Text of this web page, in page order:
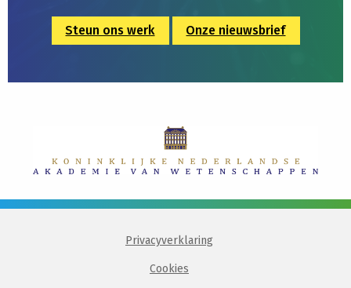
Steun ons werk Onze nieuwsbrief
Privacyverklaring
Cookies